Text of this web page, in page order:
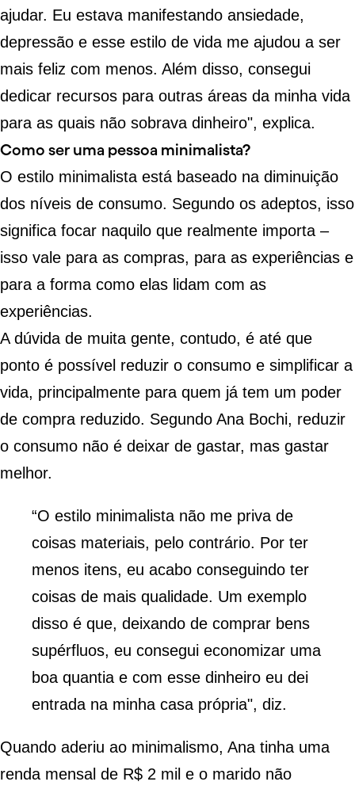
ajudar. Eu estava manifestando ansiedade,
depressão e esse estilo de vida me ajudou a ser
mais feliz com menos. Além disso, consegui
dedicar recursos para outras áreas da minha vida
para as quais não sobrava dinheiro", explica.
Como ser uma pessoa minimalista?
O estilo minimalista está baseado na diminuição
dos níveis de consumo. Segundo os adeptos, isso
significa focar naquilo que realmente importa –
isso vale para as compras, para as experiências e
para a forma como elas lidam com as
experiências.
A dúvida de muita gente, contudo, é até que
ponto é possível reduzir o consumo e simplificar a
vida, principalmente para quem já tem um poder
de compra reduzido. Segundo Ana Bochi, reduzir
o consumo não é deixar de gastar, mas gastar
melhor.
“O estilo minimalista não me priva de
coisas materiais, pelo contrário. Por ter
menos itens, eu acabo conseguindo ter
coisas de mais qualidade. Um exemplo
disso é que, deixando de comprar bens
supérfluos, eu consegui economizar uma
boa quantia e com esse dinheiro eu dei
entrada na minha casa própria", diz.
Quando aderiu ao minimalismo, Ana tinha uma
renda mensal de R$ 2 mil e o marido não